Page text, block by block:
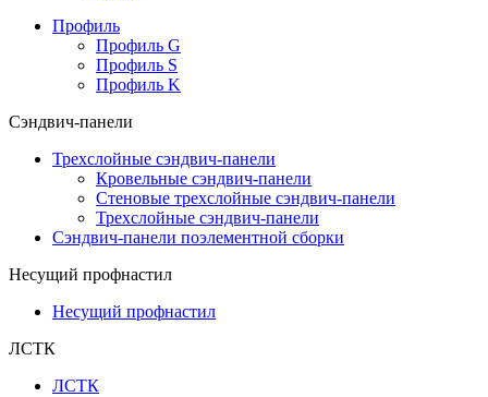
Профиль
Профиль G
Профиль S
Профиль K
Сэндвич-панели
Трехслойные сэндвич-панели
Кровельные сэндвич-панели
Стеновые трехслойные сэндвич-панели
Трехслойные сэндвич-панели
Сэндвич-панели поэлементной сборки
Несущий профнастил
Несущий профнастил
ЛСТК
ЛСТК